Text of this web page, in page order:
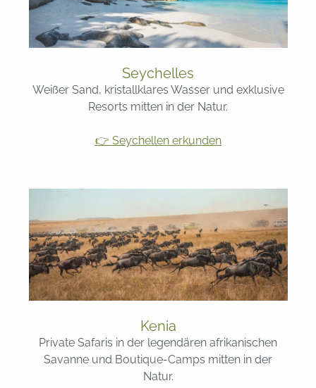
Seychelles
Weißer Sand, kristallklares Wasser und exklusive
Resorts mitten in der Natur.
👉 Seychellen erkunden
Kenia
Private Safaris in der legendären afrikanischen
Savanne und Boutique-Camps mitten in der
Natur.